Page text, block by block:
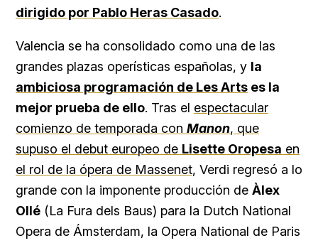
dirigido por Pablo Heras Casado.
Valencia se ha consolidado como una de las
grandes plazas operísticas españolas, y la
ambiciosa programación de Les Arts es la
mejor prueba de ello. Tras el espectacular
comienzo de temporada con Manon, que
supuso el debut europeo de Lisette Oropesa en
el rol de la ópera de Massenet, Verdi regresó a lo
grande con la imponente producción de Àlex
Ollé (La Fura dels Baus) para la Dutch National
Opera de Ámsterdam, la Opera National de Paris